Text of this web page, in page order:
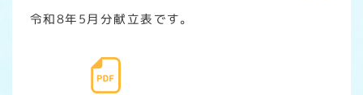
令和8年5月分献立表です。